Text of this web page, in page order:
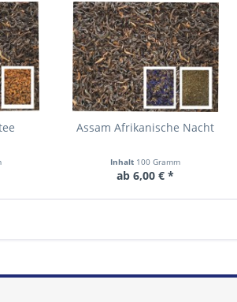
Assam Afrikanische Nacht
Inhalt 100 Gramm
ab 6,00 € *